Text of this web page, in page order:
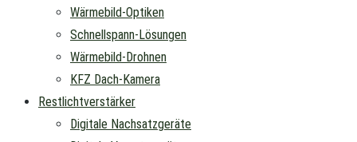
Wärmebild-Optiken
Schnellspann-Lösungen
Wärmebild-Drohnen
KFZ Dach-Kamera
Restlichtverstärker
Digitale Nachsatzgeräte